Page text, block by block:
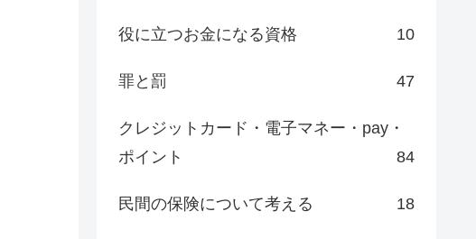
役に立つお金になる資格 10
罪と罰 47
クレジットカード・電子マネー・pay・
ポイント
84
民間の保険について考える 18